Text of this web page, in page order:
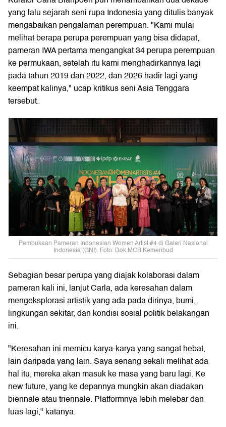
yang lalu sejarah seni rupa Indonesia yang ditulis banyak
mengabaikan pengalaman perempuan. "Kami mulai
melihat berapa perupa perempuan yang bisa didapat,
pameran IWA pertama mengangkat 34 perupa perempuan
ke permukaan, setelah itu kami menghadirkannya lagi
pada tahun 2019 dan 2022, dan 2026 hadir lagi yang
keempat kalinya," ucap kritikus seni Asia Tenggara
tersebut.
Pembukaan Pameran Indonesian Women Artist #4 di Galeri Nasional
Indonesia (GNI). Foto: Dok.MCB Kemenbud
Sebagian besar perupa yang diajak kolaborasi dalam
pameran kali ini, lanjut Carla, ada keresahan dalam
mengeksplorasi artistik yang ada pada dirinya, bumi,
lingkungan sekitar, dan kondisi sosial politik belakangan
ini.
"Keresahan ini memicu karya-karya yang sangat hebat,
lain daripada yang lain. Saya senang sekali melihat ada
hal itu, mereka akan masuk ke masa yang baru lagi. Ke
new future, yang ke depannya mungkin akan diadakan
biennale atau triennale. Platformnya lebih melebar dan
luas lagi," katanya.